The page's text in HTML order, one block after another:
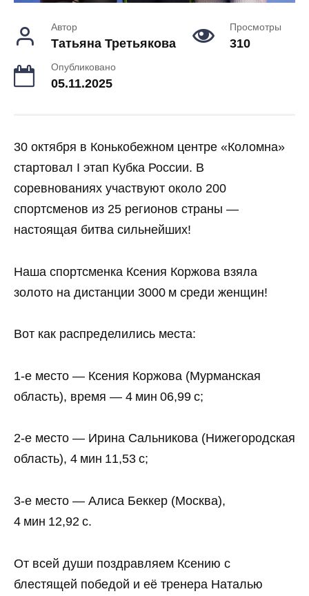
Автор
Татьяна Третьякова
Просмотры
310
Опубликовано
05.11.2025
30 октября в Конькобежном центре «Коломна»
стартовал I этап Кубка России. В
соревнованиях участвуют около 200
спортсменов из 25 регионов страны —
настоящая битва сильнейших!
Наша спортсменка Ксения Коржова взяла
золото на дистанции 3000 м среди женщин!
Вот как распределились места:
1‑е место — Ксения Коржова (Мурманская
область), время — 4 мин 06,99 с;
2‑е место — Ирина Сальникова (Нижегородская
область), 4 мин 11,53 с;
3‑е место — Алиса Беккер (Москва),
4 мин 12,92 с.
От всей души поздравляем Ксению с
блестящей победой и её тренера Наталью